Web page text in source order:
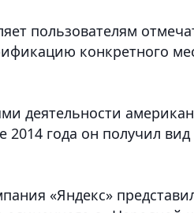
пользователям
конкретного
деятельности
года он получил
«Яндекс»